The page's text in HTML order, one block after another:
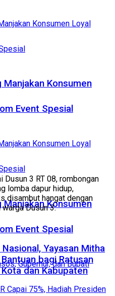
Manjakan Konsumen
Event Spesial
Konsumen
Event Spesial
Dusun 3 RT 08, rombongan
lomba dapur hidup,
disambut hangat dengan
Dusun 3.
Yayasan Mitha
bagi Ratusan
dan Kabupaten